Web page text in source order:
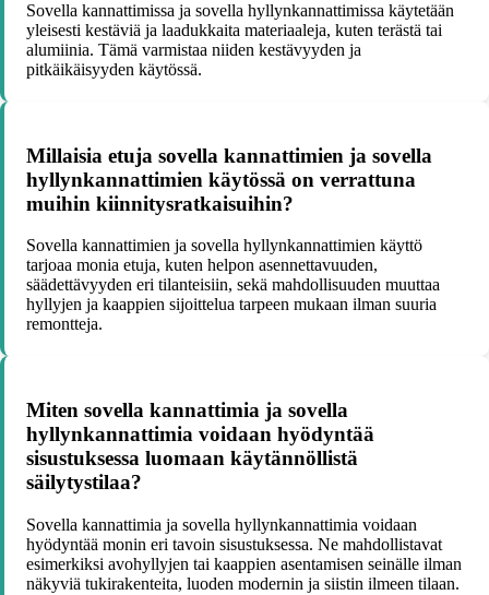
Sovella kannattimissa ja sovella hyllynkannattimissa käytetään
yleisesti kestäviä ja laadukkaita materiaaleja, kuten terästä tai
alumiinia. Tämä varmistaa niiden kestävyyden ja
pitkäikäisyyden käytössä.
Millaisia etuja sovella kannattimien ja sovella
hyllynkannattimien käytössä on verrattuna
muihin kiinnitysratkaisuihin?
Sovella kannattimien ja sovella hyllynkannattimien käyttö
tarjoaa monia etuja, kuten helpon asennettavuuden,
säädettävyyden eri tilanteisiin, sekä mahdollisuuden muuttaa
hyllyjen ja kaappien sijoittelua tarpeen mukaan ilman suuria
remontteja.
Miten sovella kannattimia ja sovella
hyllynkannattimia voidaan hyödyntää
sisustuksessa luomaan käytännöllistä
säilytystilaa?
Sovella kannattimia ja sovella hyllynkannattimia voidaan
hyödyntää monin eri tavoin sisustuksessa. Ne mahdollistavat
esimerkiksi avohyllyjen tai kaappien asentamisen seinälle ilman
näkyviä tukirakenteita, luoden modernin ja siistin ilmeen tilaan.